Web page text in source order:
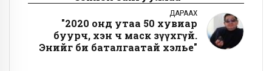
ДАРААХ
"2020 онд утаа 50 хувиар
буурч, хэн ч маск зүүхгүй.
Энийг би баталгаатай хэлье"